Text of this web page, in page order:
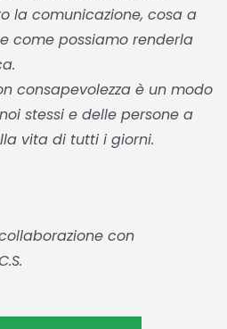
la comunicazione, cosa a
come possiamo renderla
consapevolezza è un modo
stessi e delle persone a
vita di tutti i giorni.
con